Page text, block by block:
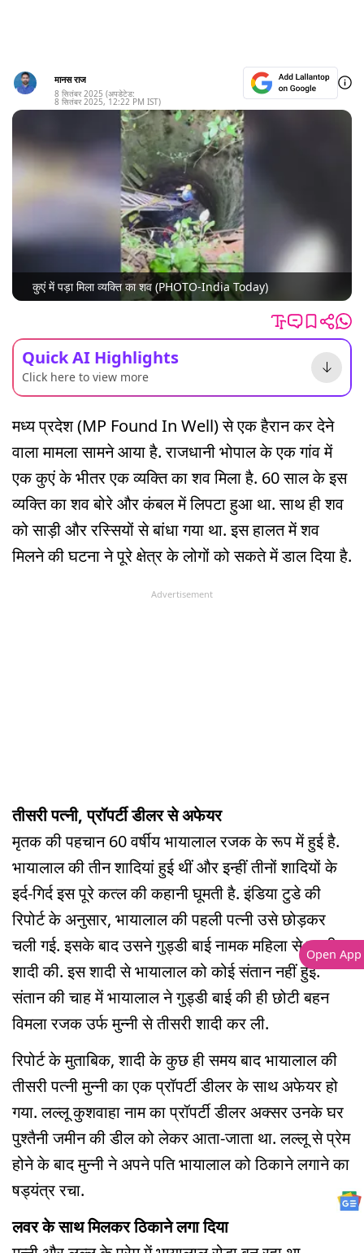
मानस राज
8 सितंबर 2025 (अपडेटेड:
8 सितंबर 2025, 12:22 PM IST)
कुएं में पड़ा मिला व्यक्ति का शव (PHOTO-India Today)
Quick AI Highlights
Click here to view more
मध्य प्रदेश (MP Found In Well) से एक हैरान कर देने
वाला मामला सामने आया है. राजधानी भोपाल के एक गांव में
एक कुएं के भीतर एक व्यक्ति का शव मिला है. 60 साल के इस
व्यक्ति का शव बोरे और कंबल में लिपटा हुआ था. साथ ही शव
को साड़ी और रस्सियों से बांधा गया था. इस हालत में शव
मिलने की घटना ने पूरे क्षेत्र के लोगों को सकते में डाल दिया है.
Advertisement
तीसरी पत्नी, प्रॉपर्टी डीलर से अफेयर
मृतक की पहचान 60 वर्षीय भायालाल रजक के रूप में हुई है.
भायालाल की तीन शादियां हुई थीं और इन्हीं तीनों शादियों के
इर्द-गिर्द इस पूरे कत्ल की कहानी घूमती है. इंडिया टुडे की
रिपोर्ट के अनुसार, भायालाल की पहली पत्नी उसे छोड़कर
चली गई. इसके बाद उसने गुड्डी बाई नामक महिला से दूसरी
शादी की. इस शादी से भायालाल को कोई संतान नहीं हुई.
संतान की चाह में भायालाल ने गुड्डी बाई की ही छोटी बहन
विमला रजक उर्फ मुन्नी से तीसरी शादी कर ली.
रिपोर्ट के मुताबिक, शादी के कुछ ही समय बाद भायालाल की
तीसरी पत्नी मुन्नी का एक प्रॉपर्टी डीलर के साथ अफेयर हो
गया. लल्लू कुशवाहा नाम का प्रॉपर्टी डीलर अक्सर उनके घर
पुश्तैनी जमीन की डील को लेकर आता-जाता था. लल्लू से प्रेम
होने के बाद मुन्नी ने अपने पति भायालाल को ठिकाने लगाने का
षड्यंत्र रचा.
लवर के साथ मिलकर ठिकाने लगा दिया
Open App